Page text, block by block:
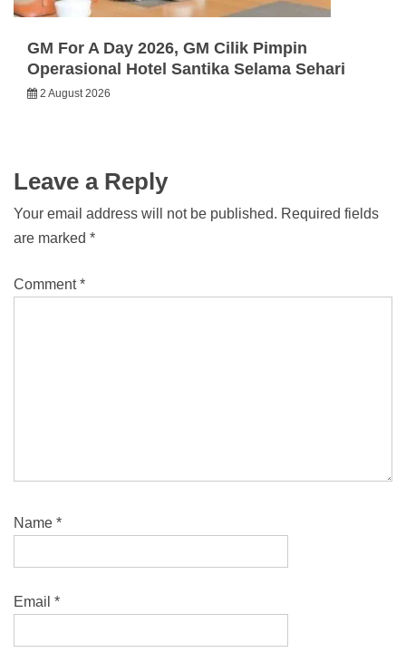
GM For A Day 2026, GM Cilik Pimpin
Operasional Hotel Santika Selama Sehari
2 August 2026
Leave a Reply
Your email address will not be published. Required fields
are marked *
Comment*
Name *
Email *